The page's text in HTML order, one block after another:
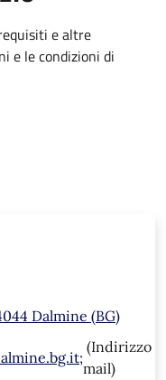
e altre
e le condizioni di
Dalmine (BG)
(Indirizzo
mail)